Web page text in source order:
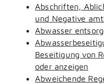
Abschriften,
und Negative
Abwasser
Beseitigung von
oder anzeigen
Abweichende